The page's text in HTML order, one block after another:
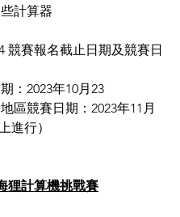
計算器
競賽報名截止日期及競賽日
：2023年10月23
區競賽日期：2023年11月
進行）
狸計算機挑戰賽